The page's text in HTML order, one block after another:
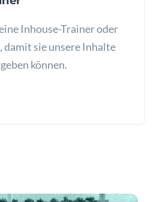
Inhouse-Trainer oder
sie unsere Inhalte
können.